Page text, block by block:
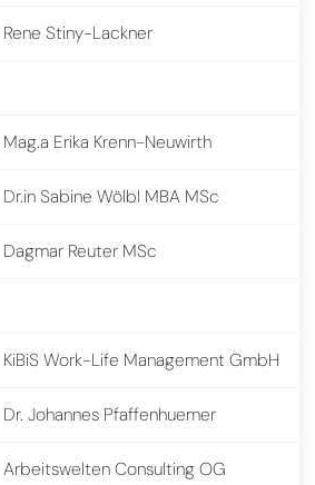
Rene Stiny-Lackner
Mag.a Erika Krenn-Neuwirth
Dr.in Sabine Wölbl MBA MSc
Dagmar Reuter MSc
KiBiS Work-Life Management GmbH
Dr. Johannes Pfaffenhuemer
Arbeitswelten Consulting OG